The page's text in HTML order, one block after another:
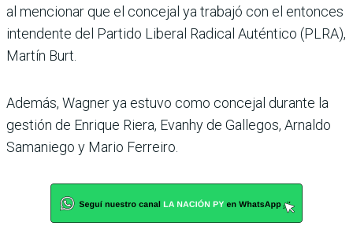
al men­cionar que el concejal ya tra­bajó con el entonces
inten­dente del Partido Liberal Radical Auténtico (PLRA),
Martín Burt.
Además, Wagner ya estuvo como concejal durante la
gestión de Enrique Riera, Evanhy de Gallegos, Arnaldo
Samaniego y Mario Ferreiro.